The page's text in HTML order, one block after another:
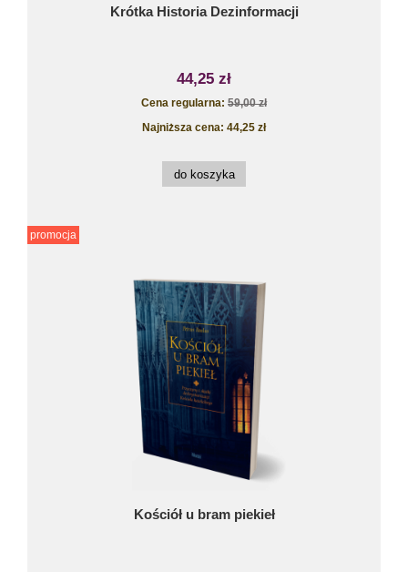
Krótka Historia Dezinformacji
44,25 zł
Cena regularna: 59,00 zł
Najniższa cena: 44,25 zł
do koszyka
Kościół u bram piekieł
promocja